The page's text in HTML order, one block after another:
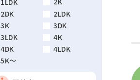
1LDK
2DK
2LDK
3K
3DK
3LDK
4K
4DK
4LDK
5K～